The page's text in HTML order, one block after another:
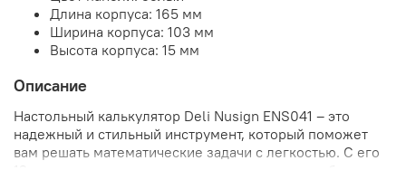
Длина корпуса: 165 мм
Ширина корпуса: 103 мм
Высота корпуса: 15 мм
Описание
Настольный калькулятор Deli Nusign ENS041 – это
надежный и стильный инструмент, который поможет
вам решать математические задачи с легкостью. С его